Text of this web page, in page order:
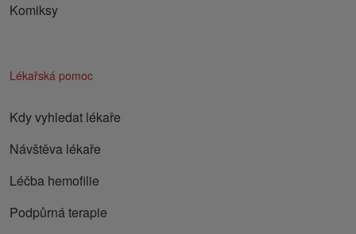
Komiksy
Lékařská pomoc
Kdy vyhledat lékaře
Návštěva lékaře
Léčba hemofilie
Podpůrná terapie